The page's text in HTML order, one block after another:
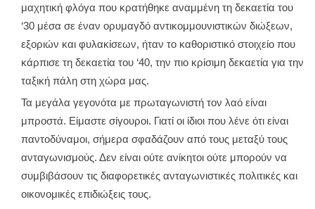
μαχητική φλόγα που κρατήθηκε αναμμένη τη δεκαετία του
‘30 μέσα σε έναν ορυμαγδό αντικομμουνιστικών διώξεων,
εξοριών και φυλακίσεων, ήταν το καθοριστικό στοιχείο που
κάρπισε τη δεκαετία του ‘40, την πιο κρίσιμη δεκαετία για την
ταξική πάλη στη χώρα μας.
Τα μεγάλα γεγονότα με πρωταγωνιστή τον λαό είναι
μπροστά. Είμαστε σίγουροι. Γιατί οι ίδιοι που λένε ότι είναι
παντοδύναμοι, σήμερα σφαδάζουν από τους μεταξύ τους
ανταγωνισμούς. Δεν είναι ούτε ανίκητοι ούτε μπορούν να
συμβιβάσουν τις διαφορετικές ανταγωνιστικές πολιτικές και
οικονομικές επιδιώξεις τους.